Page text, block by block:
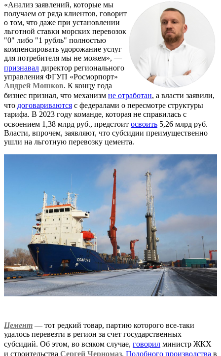
«Анализ заявлений, которые мы
получаем от ряда клиентов, говорит
о том, что даже при установлении
льготной ставки морских перевозок
"0" либо "1 рубль" полностью
компенсировать удорожание услуг
для потребителя мы не можем», —
признавал директор регионального
управления ФГУП «Росморпорт»
Андрей Мошков. К концу года
бизнес признал, что механизм не отработан, а власти заявили,
что договариваются с федералами о пересмотре структуры
тарифа. В 2023 году команде, которая не справилась с
освоением 1,38 млрд руб., предстоит освоить 5,26 млрд руб.
Власти, впрочем, заявляют, что субсидии преимущественно
ушли на льготную перевозку цемента.
Цемент — тот редкий товар, партию которого все-таки
удалось перевезти в регион за счет государственных
субсидий. Об этом, во всяком случае, говорил министр ЖКХ
и строительства Сергей Черномаз. Подобного производства в